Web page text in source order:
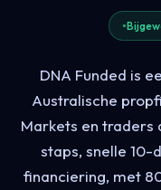
DNA Funded is
Australische
Markets en traders
staps, snelle 10-
financiering, met